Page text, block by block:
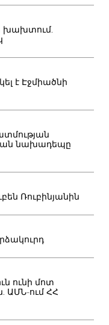
խախտում.
է Էջմիածնի
նախադեպը
Ռուբինյանին
ունի մոտ
ԱՄՆ-ում ՀՀ